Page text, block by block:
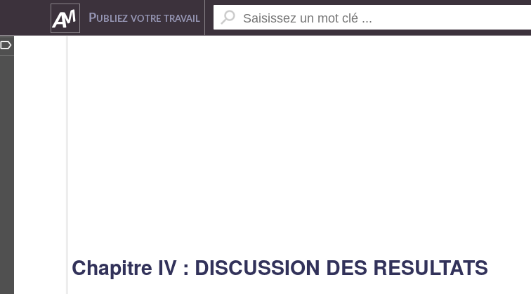
Publiez votre travail
Chapitre IV : DISCUSSION DES RESULTATS